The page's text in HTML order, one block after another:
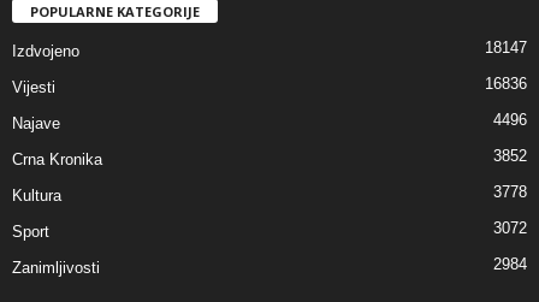
POPULARNE KATEGORIJE
Izdvojeno 18147
Vijesti 16836
Najave 4496
Crna Kronika 3852
Kultura 3778
Sport 3072
Zanimljivosti 2984